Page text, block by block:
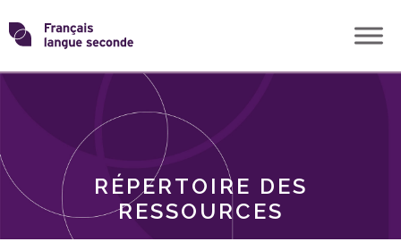
Skip
toTransformons
langue
RÉPERTOIRE DES
RESSOURCES
THÈMES